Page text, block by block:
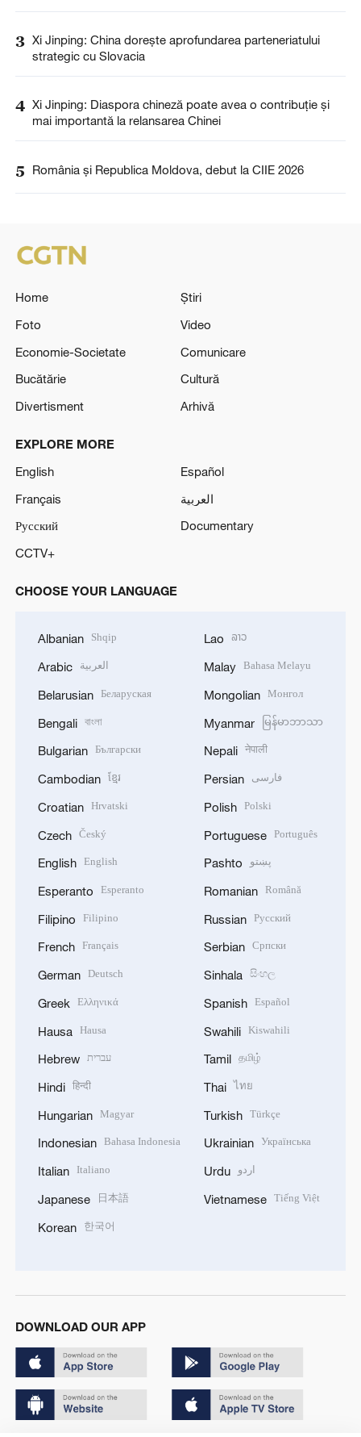
3 Xi Jinping: China dorește aprofundarea parteneriatului
strategic cu Slovacia
4 Xi Jinping: Diaspora chineză poate avea o contribuție și
mai importantă la relansarea Chinei
5 România și Republica Moldova, debut la CIIE 2026
Home
Știri
Foto
Video
Economie-Societate
Comunicare
Bucătărie
Cultură
Divertisment
Arhivă
EXPLORE MORE
English
Español
Français
العربية
Русский
Documentary
CCTV+
CHOOSE YOUR LANGUAGE
Albanian Shqip
Arabic العربية
Belarusian Беларуская
Bengali বাংলা
Bulgarian Български
Cambodian ខ្មែរ
Croatian Hrvatski
Czech Český
English English
Esperanto Esperanto
Filipino Filipino
French Français
German Deutsch
Greek Ελληνικά
Hausa Hausa
Hebrew עברית
Hindi हिन्दी
Hungarian Magyar
Indonesian Bahasa Indonesia
Italian Italiano
Japanese 日本語
Korean 한국어
Lao ລາວ
Malay Bahasa Melayu
Mongolian Монгол
Myanmar မြန်မာဘာသာ
Nepali नेपाली
Persian فارسی
Polish Polski
Portuguese Português
Pashto پښتو
Romanian Română
Russian Русский
Serbian Српски
Sinhala සිංහල
Spanish Español
Swahili Kiswahili
Tamil தமிழ்
Thai ไทย
Turkish Türkçe
Ukrainian Українська
Urdu اردو
Vietnamese Tiếng Việt
DOWNLOAD OUR APP